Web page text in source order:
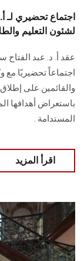
اجتماع تحضيري لـ
لشئون التعليم
عقد أ. د. عبد الفتاح
اجتماعاً تحضيريًا مع
والقائمين على
باستعراض أهدافها
المستدامة .
اقرأ المزيد